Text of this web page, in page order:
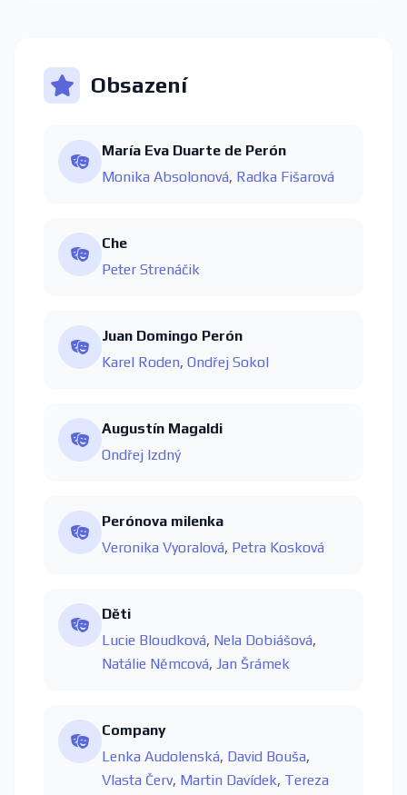
Obsazení
María Eva Duarte de Perón
Monika Absolonová, Radka Fišarová
Che
Peter Strenáčik
Juan Domingo Perón
Karel Roden, Ondřej Sokol
Augustín Magaldi
Ondřej Izdný
Perónova milenka
Veronika Vyoralová, Petra Kosková
Děti
Lucie Bloudková, Nela Dobiášová,
Natálie Němcová, Jan Šrámek
Company
Lenka Audolenská, David Bouša,
Vlasta Červ, Martin Davídek, Tereza